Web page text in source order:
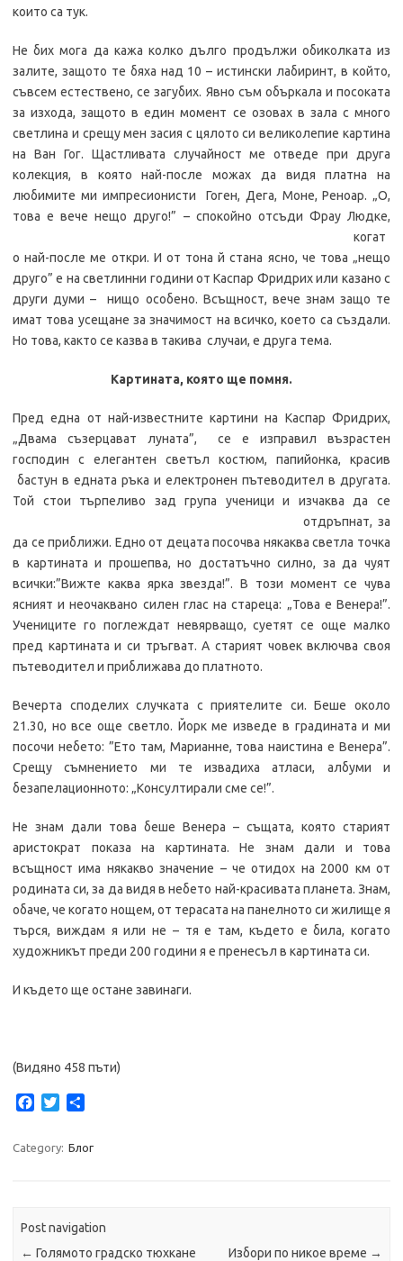
които са тук.
Не бих мога да кажа колко дълго продължи обиколката из
залите, защото те бяха над 10 – истински лабиринт, в който,
съвсем естествено, се загубих. Явно съм объркала и посоката
за изхода, защото в един момент се озовах в зала с много
светлина и срещу мен засия с цялото си великолепие картина
на Ван Гог. Щастливата случайност ме отведе при друга
колекция, в която най-после можах да видя платна на
любимите ми импресионисти Гоген, Дега, Моне, Реноар. „О,
това е вече нещо друго!” – спокойно отсъди Фрау Людке,
когат
о най-после ме откри. И от тона й стана ясно, че това „нещо
друго” е на светлинни години от Каспар Фридрих или казано с
други думи – нищо особено. Всъщност, вече знам защо те
имат това усещане за значимост на всичко, което са създали.
Но това, както се казва в такива случаи, е друга тема.
Картината, която ще помня.
Пред една от най-известните картини на Каспар Фридрих,
„Двама съзерцават луната”, се е изправил възрастен
господин с елегантен светъл костюм, папийонка, красив
бастун в едната ръка и електронен пътеводител в другата.
Той стои търпеливо зад група ученици и изчаква да се
отдръпнат, за
да се приближи. Едно от децата посочва някаква светла точка
в картината и прошепва, но достатъчно силно, за да чуят
всички:”Вижте каква ярка звезда!”. В този момент се чува
ясният и неочаквано силен глас на стареца: „Това е Венера!”.
Учениците го поглеждат невярващо, суетят се още малко
пред картината и си тръгват. А старият човек включва своя
пътеводител и приближава до платното.
Вечерта споделих случката с приятелите си. Беше около
21.30, но все още светло. Йорк ме изведе в градината и ми
посочи небето: ”Ето там, Марианне, това наистина е Венера”.
Срещу съмнението ми те извадиха атласи, албуми и
безапелационното: „Консултирали сме се!”.
Не знам дали това беше Венера – същата, която старият
аристократ показа на картината. Не знам дали и това
всъщност има някакво значение – че отидох на 2000 км от
родината си, за да видя в небето най-красивата планета. Знам,
обаче, че когато нощем, от терасата на панелното си жилище я
търся, виждам я или не – тя е там, където е била, когато
художникът преди 200 години я е пренесъл в картината си.
И където ще остане завинаги.
(Видяно 458 пъти)
e
k
t
r
Category: Блог
Post navigation
← Голямото градско тюхкане Избори по никое време →